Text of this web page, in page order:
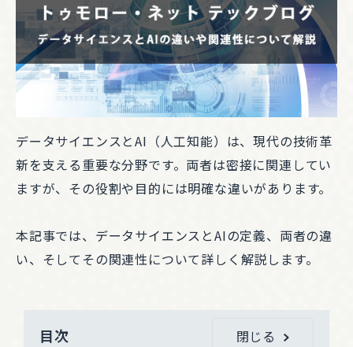
データサイエンスとAI（人工知能）は、現代の技術革
新を支える重要な分野です。両者は密接に関連してい
ますが、その役割や目的には明確な違いがあります。
本記事では、データサイエンスとAIの定義、両者の違
い、そしてその関連性について詳しく解説します。
目次 閉じる